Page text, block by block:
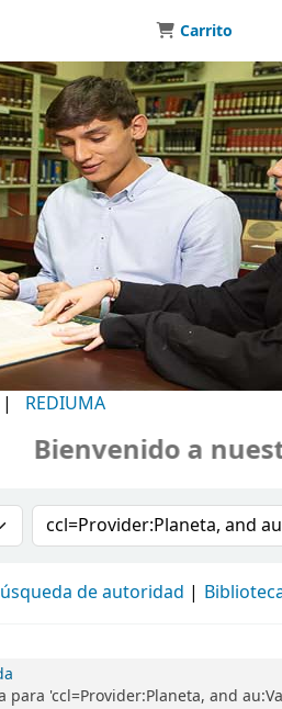
Carrito
| REDIUMA
Bienvenido a
Buscar en el catálogo
de autoridad
'ccl=Provider:Planeta, and